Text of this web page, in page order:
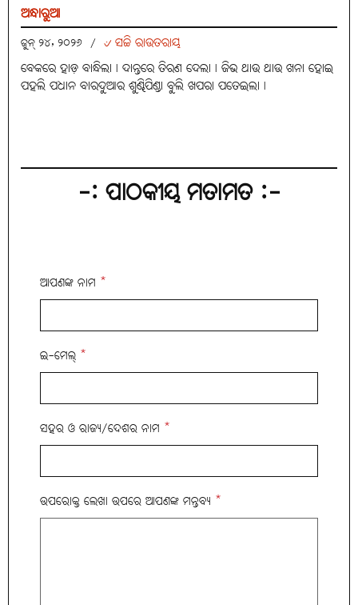
ଅନ୍ଧାରୁଆ
ଜୁନ୍ ୨୪, ୨୦୨୬ / ୰ ସଚ୍ଚି ରାଉତରାୟ
ବେକରେ ହାଡ଼ ବାନ୍ଧିଲା। ଦାନ୍ତରେ ତିରଣ ଦେଲା। ଜିଭ ଥାଉ ଥାଉ ଖନା ହୋଇ
ପହଲି ପଧାନ ବାରଦୁଆର ଶୁଣ୍ଢିପିଣ୍ଡା ବୁଲି ଖପରା ପତେଇଲା।
-: ପାଠକୀୟ ମତାମତ :-
ଆପଣଙ୍କ ନାମ *
ଇ-ମେଲ୍ *
ସହର ଓ ରାଜ୍ୟ/ଦେଶର ନାମ *
ଉପରୋକ୍ତ ଲେଖା ଉପରେ ଆପଣଙ୍କ ମନ୍ତବ୍ୟ *